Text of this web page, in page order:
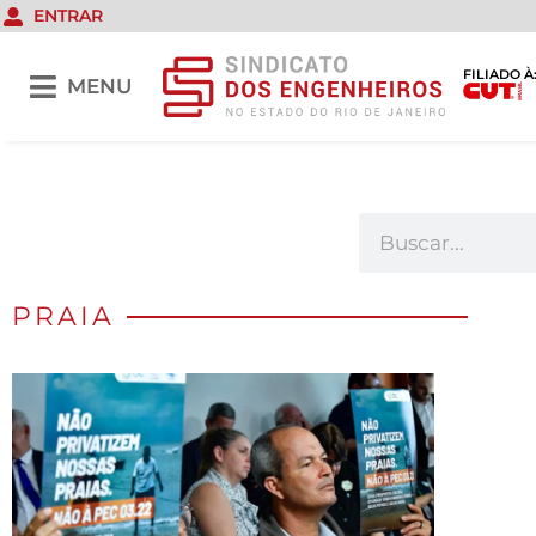
ENTRAR
MENU
FILIADO À:
PRAIA